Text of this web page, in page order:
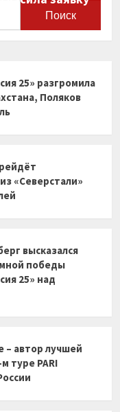
25» разгромила
Поляков
«Северстали»
высказался
победы
25» над
– автор лучшей
туре PARI